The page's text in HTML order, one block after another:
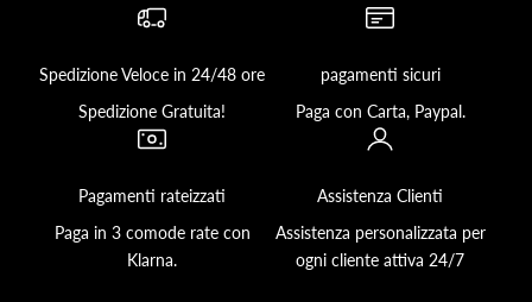
Spedizione Veloce in 24/48 ore
Spedizione Gratuita!
pagamenti sicuri
Paga con Carta, Paypal.
Pagamenti rateizzati
Paga in 3 comode rate con
Klarna.
Assistenza Clienti
Assistenza personalizzata per
ogni cliente attiva 24/7